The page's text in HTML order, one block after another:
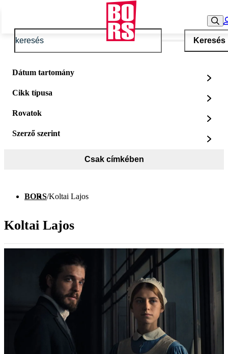
Keresés
Dátum tartomány
Cikk típusa
Rovatok
Szerző szerint
Csak címkében
BORS/Koltai Lajos
Koltai Lajos